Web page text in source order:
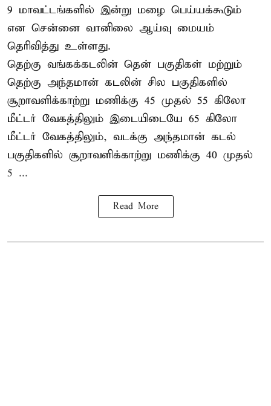
9 மாவட்டங்களில் இன்று மழை பெய்யக்கூடும்
என சென்னை வானிலை ஆய்வு மையம்
தெரிவித்து உள்ளது.
தெற்கு வங்கக்கடலின் தென் பகுதிகள் மற்றும்
தெற்கு அந்தமான் கடலின் சில பகுதிகளில்
சூறாவளிக்காற்று மணிக்கு 45 முதல் 55 கிலோ
மீட்டர் வேகத்திலும் இடையிடையே 65 கிலோ
மீட்டர் வேகத்திலும், வடக்கு அந்தமான் கடல்
பகுதிகளில் சூறாவளிக்காற்று மணிக்கு 40 முதல்
5 ...
Read More